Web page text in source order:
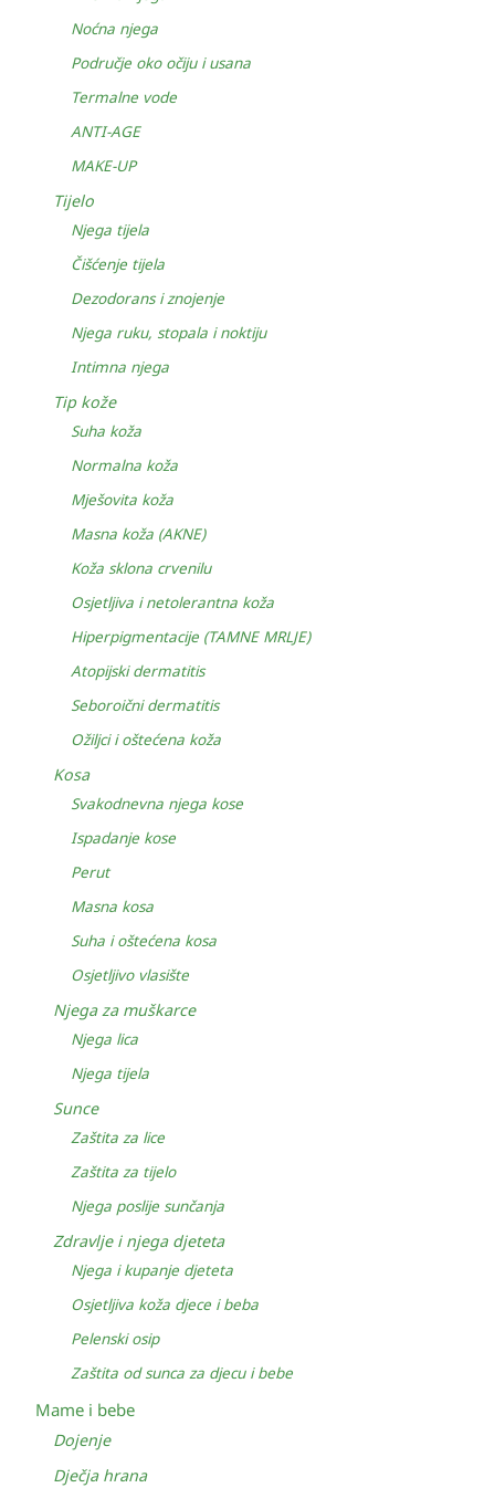
Noćna njega
Područje oko očiju i usana
Termalne vode
ANTI-AGE
MAKE-UP
Tijelo
Njega tijela
Čišćenje tijela
Dezodorans i znojenje
Njega ruku, stopala i noktiju
Intimna njega
Tip kože
Suha koža
Normalna koža
Mješovita koža
Masna koža (AKNE)
Koža sklona crvenilu
Osjetljiva i netolerantna koža
Hiperpigmentacije (TAMNE MRLJE)
Atopijski dermatitis
Seboroični dermatitis
Ožiljci i oštećena koža
Kosa
Svakodnevna njega kose
Ispadanje kose
Perut
Masna kosa
Suha i oštećena kosa
Osjetljivo vlasište
Njega za muškarce
Njega lica
Njega tijela
Sunce
Zaštita za lice
Zaštita za tijelo
Njega poslije sunčanja
Zdravlje i njega djeteta
Njega i kupanje djeteta
Osjetljiva koža djece i beba
Pelenski osip
Zaštita od sunca za djecu i bebe
Mame i bebe
Dojenje
Dječja hrana